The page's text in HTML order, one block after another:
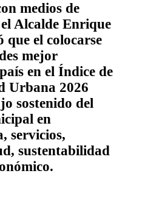
medios de
Alcalde Enrique
el colocarse
mejor
en el Índice de
Urbana 2026
sostenido del
en
servicios,
sustentabilidad